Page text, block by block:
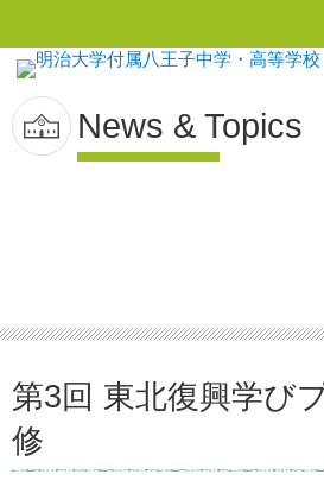
News & Topics
第3回 東北復興学び
修